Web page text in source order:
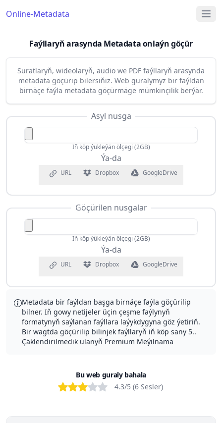
Online-Metadata
Faýllaryň arasynda Metadata onlaýn göçür
Suratlaryň, wideolaryň, audio we PDF faýllaryň arasynda
metadata göçürip bilersiňiz. Web guralymyz bir faýldan
birnäçe faýla metadata göçürmäge mümkinçilik berýär.
Asyl nusga
Iň köp ýükleýän ölçegi (2GB)
Ýa-da
URL Dropbox GoogleDrive
Göçürilen nusgalar
Iň köp ýükleýän ölçegi (2GB)
Ýa-da
URL Dropbox GoogleDrive
Metadata bir faýldan başga birnäçe faýla göçürilip
bilner. Iň gowy netijeler üçin çeşme faýlynyň
formatynyň saýlanan faýllara laýykdygyna göz ýetiriň.
Bir wagtda göçürilip bilinjek faýllaryň iň köp sany 5..
Çäklendirilmedik ulanyň Premium Meýilnama
Bu web guraly bahala
BadPoorOKGoodExcellent
4.3/5 (6 Sesler)